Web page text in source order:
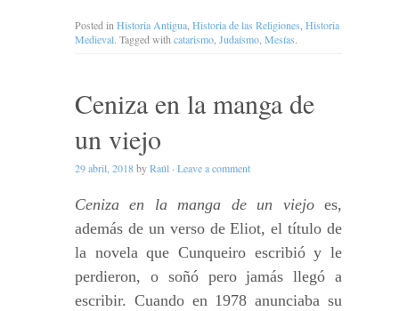
Posted in Historia Antigua Historia de las Religiones Historia
Medieval. Tagged with catarismo Judaísmo Mesías.
Ceniza en la manga de
un viejo
29 abril, 2018byRaúl · Leave a comment
Ceniza en la manga de un viejoes,
además de un verso de Eliot, el título de
la novela que Cunqueiro escribió y le
perdieron, o soñó pero jamás llegó a
escribir. Cuando en 1978 anunciaba su